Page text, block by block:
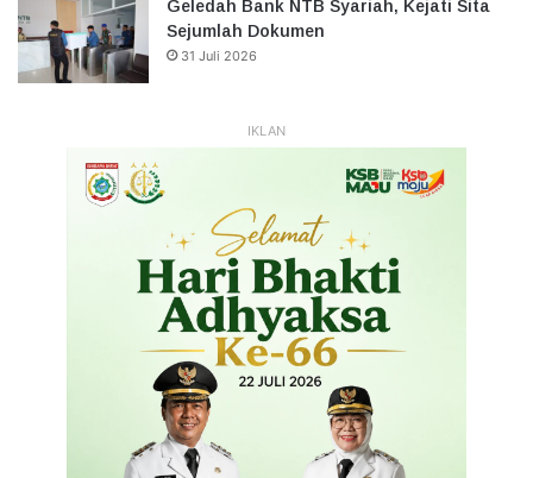
Geledah Bank NTB Syariah, Kejati Sita
Sejumlah Dokumen
31 Juli 2026
IKLAN